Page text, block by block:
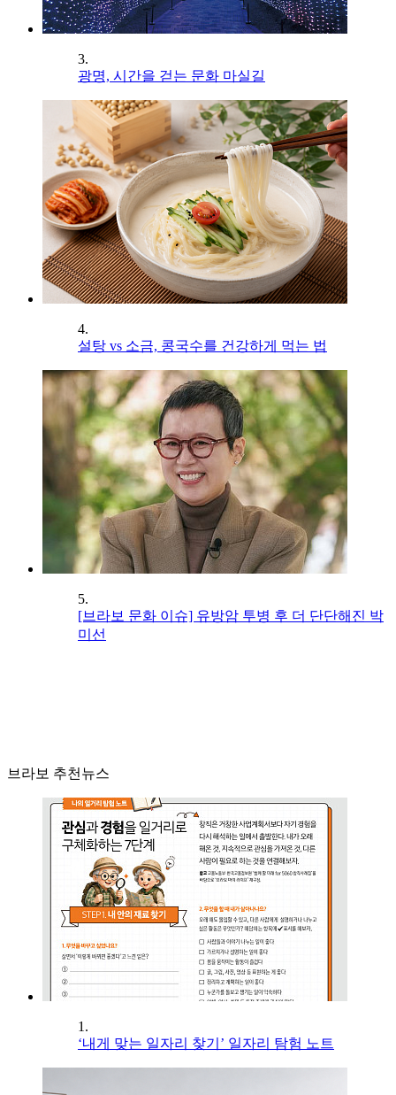
3.
광명, 시간을 걷는 문화 마실길
4.
설탕 vs 소금, 콩국수를 건강하게 먹는 법
5.
[브라보 문화 이슈] 유방암 투병 후 더 단단해진 박
미선
브라보 추천뉴스
1.
‘내게 맞는 일자리 찾기’ 일자리 탐험 노트